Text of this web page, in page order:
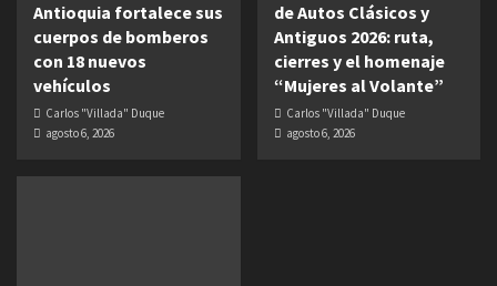
Antioquia fortalece sus
cuerpos de bomberos
con 18 nuevos
vehículos
Carlos "Villada" Duque
agosto 6, 2026
de Autos Clásicos y
Antiguos 2026: ruta,
cierres y el homenaje
“Mujeres al Volante”
Carlos "Villada" Duque
agosto 6, 2026